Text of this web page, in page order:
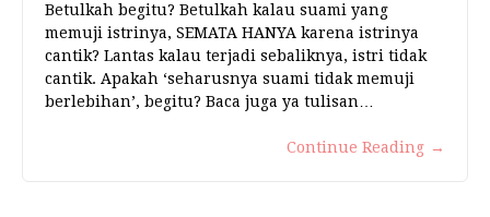
Betulkah begitu? Betulkah kalau suami yang
memuji istrinya, SEMATA HANYA karena istrinya
cantik? Lantas kalau terjadi sebaliknya, istri tidak
cantik. Apakah ‘seharusnya suami tidak memuji
berlebihan’, begitu? Baca juga ya tulisan…
Continue Reading →